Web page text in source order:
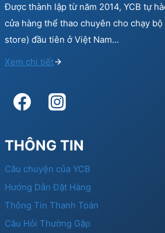
Được thành lập từ năm 2014, YCB tự
cửa hàng thể thao chuyên cho chạy
store) đầu tiên ở Việt Nam…
Xem chi tiết
THÔNG TIN
Câu chuyện của YCB
Hướng Dẫn Đặt Hàng
Thông Tin Thanh Toán
Câu Hỏi Thường Gặp